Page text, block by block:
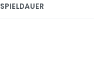
SPIELDAUER